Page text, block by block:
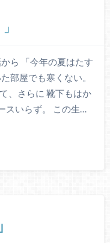
ら 「今年の夏はたす
部屋でも寒くない。
、さらに 靴下もはか
スいらず。 この生…